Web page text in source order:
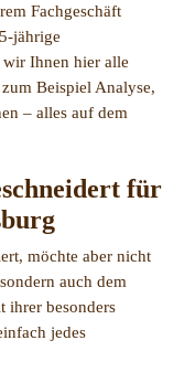
Fachgeschäft
jährige
Ihnen hier alle
Beispiel Analyse,
– alles auf dem
für
möchte aber nicht
auch dem
ihrer besonders
jedes